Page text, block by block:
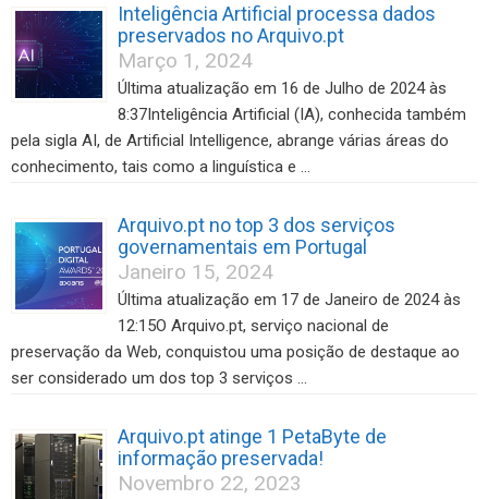
Inteligência Artificial processa dados
preservados no Arquivo.pt
Março 1, 2024
Última atualização em 16 de Julho de 2024 às
8:37Inteligência Artificial (IA), conhecida também
pela sigla AI, de Artificial Intelligence, abrange várias áreas do
conhecimento, tais como a linguística e …
Arquivo.pt no top 3 dos serviços
governamentais em Portugal
Janeiro 15, 2024
Última atualização em 17 de Janeiro de 2024 às
12:15O Arquivo.pt, serviço nacional de
preservação da Web, conquistou uma posição de destaque ao
ser considerado um dos top 3 serviços …
Arquivo.pt atinge 1 PetaByte de
informação preservada!
Novembro 22, 2023